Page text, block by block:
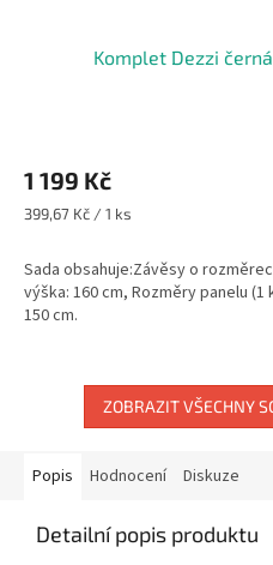
Komplet Dezzi
1 199 Kč
Měrná
399,67 Kč / 1 ks
Sada obsahuje:Závěsy o
výška: 160 cm, Rozměry panelu
150 cm.
ZOBRAZIT VŠECHNY
Popis Hodnocení Diskuze
Detailní popis produktu